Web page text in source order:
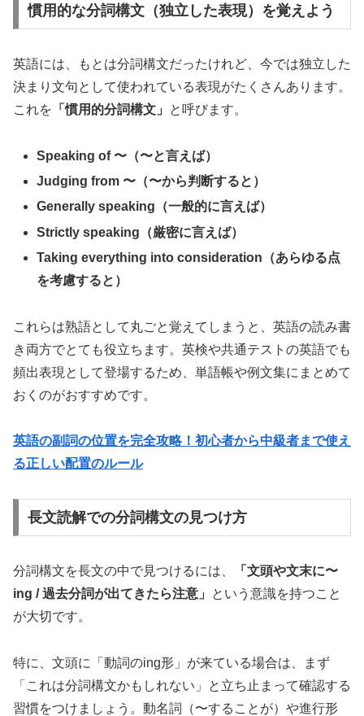
慣用的な分詞構文（独立した表現）を覚えよう
英語には、もとは分詞構文だったけれど、今では独立した
決まり文句として使われている表現がたくさんあります。
これを 「慣用的分詞構文」 と呼びます。
Speaking of 〜（〜と言えば）
Judging from 〜（〜から判断すると）
Generally speaking（一般的に言えば）
Strictly speaking（厳密に言えば）
Taking everything into consideration（あらゆる点
を考慮すると）
これらは熟語として丸ごと覚えてしまうと、英語の読み書
き両方でとても役立ちます。英検や共通テストの英語でも
頻出表現として登場するため、単語帳や例文集にまとめて
おくのがおすすめです。
英語の副詞の位置を完全攻略！初心者から中級者まで使え
る正しい配置のルール
長文読解での分詞構文の見つけ方
分詞構文を長文の中で見つけるには、
「文頭や文末に〜
ing / 過去分詞が出てきたら注意」
という意識を持つこと
が大切です。
特に、文頭に「動詞のing形」が来ている場合は、まず
「これは分詞構文かもしれない」と立ち止まって確認する
習慣をつけましょう。動名詞（〜することが）や進行形